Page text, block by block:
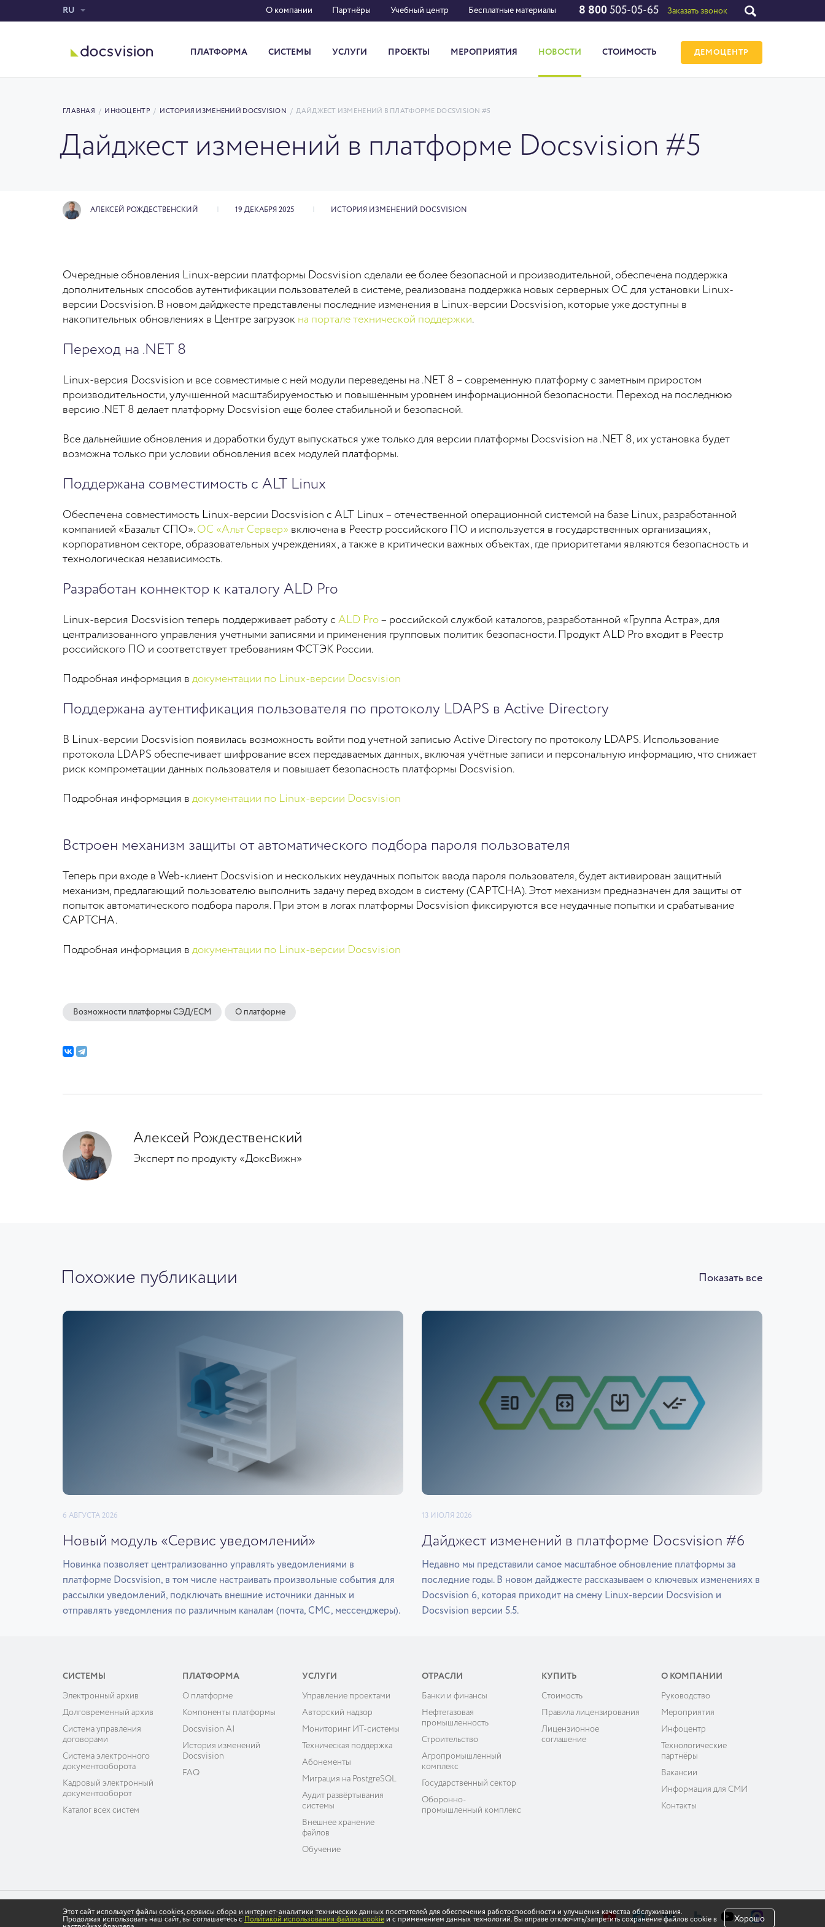
RU О компании Партнёры Учебный центр Бесплатные материалы 8 800 505-05-65 Заказать звонок
ПЛАТФОРМА СИСТЕМЫ УСЛУГИ ПРОЕКТЫ МЕРОПРИЯТИЯ НОВОСТИ СТОИМОСТЬ ДЕМОЦЕНТР
ГЛАВНАЯ / ИНФОЦЕНТР / ИСТОРИЯ ИЗМЕНЕНИЙ DOCSVISION / ДАЙДЖЕСТ ИЗМЕНЕНИЙ В ПЛАТФОРМЕ DOCSVISION #5
Дайджест изменений в платформе Docsvision #5
АЛЕКСЕЙ РОЖДЕСТВЕНСКИЙ 19 ДЕКАБРЯ 2025 ИСТОРИЯ ИЗМЕНЕНИЙ DOCSVISION
Очередные обновления Linux-версии платформы Docsvision сделали ее более безопасной и производительной, обеспечена поддержка
дополнительных способов аутентификации пользователей в системе, реализована поддержка новых серверных ОС для установки Linux-
версии Docsvision. В новом дайджесте представлены последние изменения в Linux-версии Docsvision, которые уже доступны в
накопительных обновлениях в Центре загрузок на портале технической поддержки.
Переход на .NET 8
Linux-версия Docsvision и все совместимые с ней модули переведены на .NET 8 – современную платформу с заметным приростом
производительности, улучшенной масштабируемостью и повышенным уровнем информационной безопасности. Переход на последнюю
версию .NET 8 делает платформу Docsvision еще более стабильной и безопасной.
Все дальнейшие обновления и доработки будут выпускаться уже только для версии платформы Docsvision на .NET 8, их установка будет
возможна только при условии обновления всех модулей платформы.
Поддержана совместимость с ALT Linux
Обеспечена совместимость Linux-версии Docsvision с ALT Linux – отечественной операционной системой на базе Linux, разработанной
компанией «Базальт СПО». ОС «Альт Сервер» включена в Реестр российского ПО и используется в государственных организациях,
корпоративном секторе, образовательных учреждениях, а также в критически важных объектах, где приоритетами являются безопасность и
технологическая независимость.
Разработан коннектор к каталогу ALD Pro
Linux-версия Docsvision теперь поддерживает работу с ALD Pro – российской службой каталогов, разработанной «Группа Астра», для
централизованного управления учетными записями и применения групповых политик безопасности. Продукт ALD Pro входит в Реестр
российского ПО и соответствует требованиям ФСТЭК России.
Подробная информация в документации по Linux-версии Docsvision
Поддержана аутентификация пользователя по протоколу LDAPS в Active Directory
В Linux-версии Docsvision появилась возможность войти под учетной записью Active Directory по протоколу LDAPS. Использование
протокола LDAPS обеспечивает шифрование всех передаваемых данных, включая учётные записи и персональную информацию, что снижает
риск компрометации данных пользователя и повышает безопасность платформы Docsvision.
Подробная информация в документации по Linux-версии Docsvision
Встроен механизм защиты от автоматического подбора пароля пользователя
Теперь при входе в Web-клиент Docsvision и нескольких неудачных попыток ввода пароля пользователя, будет активирован защитный
механизм, предлагающий пользователю выполнить задачу перед входом в систему (CAPTCHA). Этот механизм предназначен для защиты от
попыток автоматического подбора пароля. При этом в логах платформы Docsvision фиксируются все неудачные попытки и срабатывание
CAPTCHA.
Подробная информация в документации по Linux-версии Docsvision
Возможности платформы СЭД/ECM О платформе
Алексей Рождественский
Эксперт по продукту «ДоксВижн»
Похожие публикации Показать все
6 АВГУСТА 2026
Новый модуль «Сервис уведомлений»
Новинка позволяет централизованно управлять уведомлениями в
платформе Docsvision, в том числе настраивать произвольные события для
рассылки уведомлений, подключать внешние источники данных и
отправлять уведомления по различным каналам (почта, СМС, мессенджеры).
13 ИЮЛЯ 2026
Дайджест изменений в платформе Docsvision #6
Недавно мы представили самое масштабное обновление платформы за
последние годы. В новом дайджесте рассказываем о ключевых изменениях в
Docsvision 6, которая приходит на смену Linux-версии Docsvision и
Docsvision версии 5.5.
СИСТЕМЫ
Электронный архив
Долговременный архив
Система управления
договорами
Система электронного
документооборота
Кадровый электронный
документооборот
Каталог всех систем
ПЛАТФОРМА
О платформе
Компоненты платформы
Docsvision AI
История изменений
Docsvision
FAQ
УСЛУГИ
Управление проектами
Авторский надзор
Мониторинг ИТ-системы
Техническая поддержка
Абонементы
Миграция на PostgreSQL
Аудит развёртывания
системы
Внешнее хранение
файлов
Обучение
ОТРАСЛИ
Банки и финансы
Нефтегазовая
промышленность
Строительство
Агропромышленный
комплекс
Государственный сектор
Оборонно-
промышленный комплекс
КУПИТЬ
Cтоимость
Правила лицензирования
Лицензионное
соглашение
О КОМПАНИИ
Руководство
Мероприятия
Инфоцентр
Технологические
партнёры
Вакансии
Информация для СМИ
Контакты
© 2026 «ДоксВижн»| Политика обработки персональных данных
Этот сайт использует файлы cookies, сервисы сбора и интернет-аналитики технических данных посетителей для обеспечения работоспособности и улучшения качества обслуживания.
Продолжая использовать наш сайт, вы соглашаетесь сПолитикой использования файлов cookie и с применением данных технологий. Вы вправе отключить/запретить сохранение файлов cookie в
Хорошо